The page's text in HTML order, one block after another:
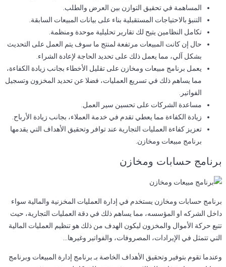
المساهمة في تحقيق التوازن بين العرض والطلب.
التنبؤ بالاحتياجات المستقبلية بناء على بيانات المبيعات السابقة.
تكامل النظامين يتيح لك تقارير تحليلية موحدة ومنظمة.
حال إن كانت المبيعات مرتفعة لمنتج ما سوف يتم العمل على التحديث
بشكل آلي، مما يعمل ذلك على تحديد الحاجة لإعادة الشراء.
يعمل برنامج مبيعات ومخازن على تقليل الأخطاء بجانب زيادة الكفاءة،
مما يساهم ذلك في تسريع العمليات، فضلا عن تحديد المخزون وتسجيل
الفواتير.
مساعدة الشركات على تحسين سير العمل.
زيادة الكفاءة مما يعطي تقدم في خدمة العملاء، بجانب زيادة الأرباح.
تعزيز كفاءة العمليات التجارية عند توافر وتحقيق الأهداف التي يقدمها
برنامج مبيعات ومخازن.
برنامج حسابات ومخازن
برنامج حسابات ومخازن يستخدم في إدارة العمليات المخزنية والمالية سواء
داخل الشركه او المؤسسه، مما يساهم ذلك في دقة العمليات التجارية، حيث
تتبع حركة الأموال والمخزون ليكون الهدف من ذلك هو تنظيم العمليات المالية
التي تتمثل في الإيرادات، المصروفات، والفواتير وغيرها…
وعندما تقوم بتوفير وتحقيق الأهداف الخاصة بـ برنامج إدارة المبيعات وبرنامج